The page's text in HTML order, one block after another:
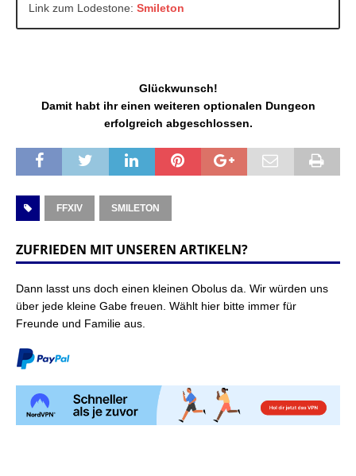
Link zum Lodestone: Smileton
Glückwunsch!
Damit habt ihr einen weiteren optionalen Dungeon
erfolgreich abgeschlossen.
FFXIV SMILETON
ZUFRIEDEN MIT UNSEREN ARTIKELN?
Dann lasst uns doch einen kleinen Obolus da. Wir würden uns
über jede kleine Gabe freuen. Wählt hier bitte immer für
Freunde und Familie aus.